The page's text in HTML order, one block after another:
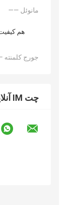
—— مانوئل
هم
—— جورج کلمنته
چت IM آنلاین در حال حاضر